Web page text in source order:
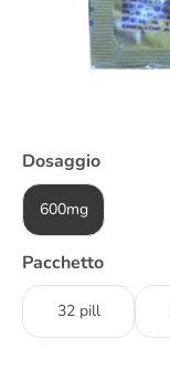
Dosaggio
600mg
Pacchetto
32 pill